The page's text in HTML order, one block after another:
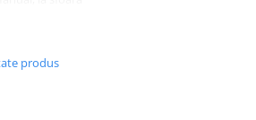
fara plumb
1 l
0.6 l
produs